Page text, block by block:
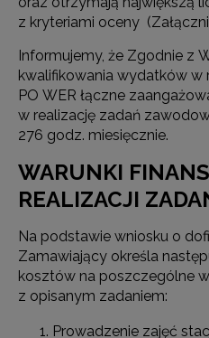
z kryteriami oceny
Informujemy, że Zgodnie z
kwalifikowania wydatków w
PO WER łączne
w realizację zadań
276 godz. miesięcznie.
WARUNKI
REALIZACJI
Na podstawie wniosku o
Zamawiający określa
kosztów na poszczególne
z opisanym zadaniem:
Prowadzenie zajęć